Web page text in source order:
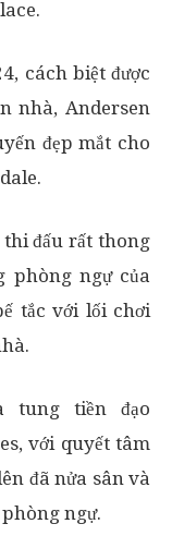
cách biệt được
nhà, Andersen
đẹp mắt cho
thi đấu rất thong
phòng ngự của
tắc với lối chơi
tung tiền đạo
với quyết tâm
đã nửa sân và
ngự.